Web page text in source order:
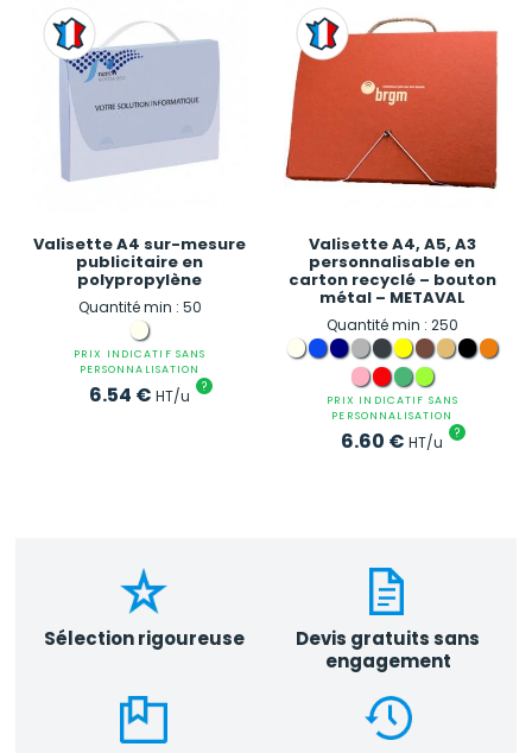
Valisette A4 sur-mesure
publicitaire en
polypropylène
Quantité min : 50
PRIX INDICATIF SANS
PERSONNALISATION
6.54 € HT/u ?
Valisette A4, A5, A3
personnalisable en
carton recyclé – bouton
métal – METAVAL
Quantité min : 250
PRIX INDICATIF SANS
PERSONNALISATION
6.60 € HT/u ?
Sélection rigoureuse
Devis gratuits sans
engagement